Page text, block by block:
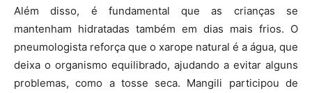
Além disso, é fundamental que as crianças se
mantenham hidratadas também em dias mais frios. O
pneumologista reforça que o xarope natural é a água, que
deixa o organismo equilibrado, ajudando a evitar alguns
problemas, como a tosse seca. Mangili participou de